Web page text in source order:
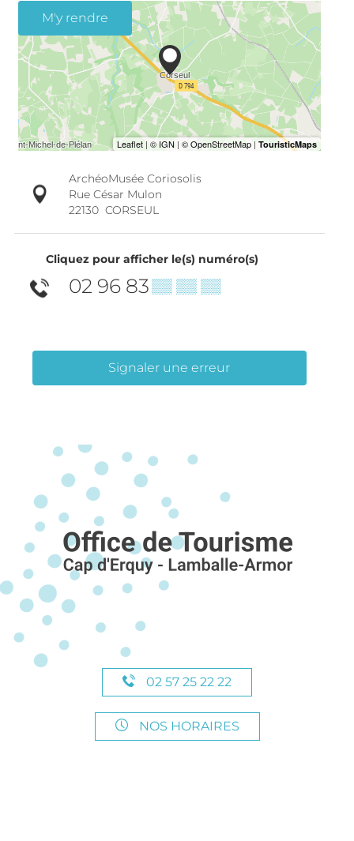
M'y rendre
ArchéoMusée Coriosolis
Rue César Mulon
22130 CORSEUL
Cliquez pour afficher le(s) numéro(s)
02 96 83▒▒ ▒▒ ▒▒
Signaler une erreur
02 57 25 22 22
NOS HORAIRES